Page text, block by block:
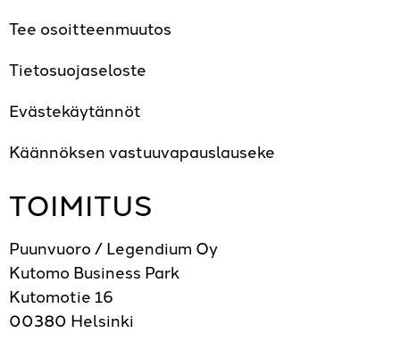
Tee osoitteenmuutos
Tietosuojaseloste
Evästekäytännöt
Käännöksen vastuuvapauslauseke
TOIMITUS
Puunvuoro / Legendium Oy
Kutomo Business Park
Kutomotie 16
00380 Helsinki